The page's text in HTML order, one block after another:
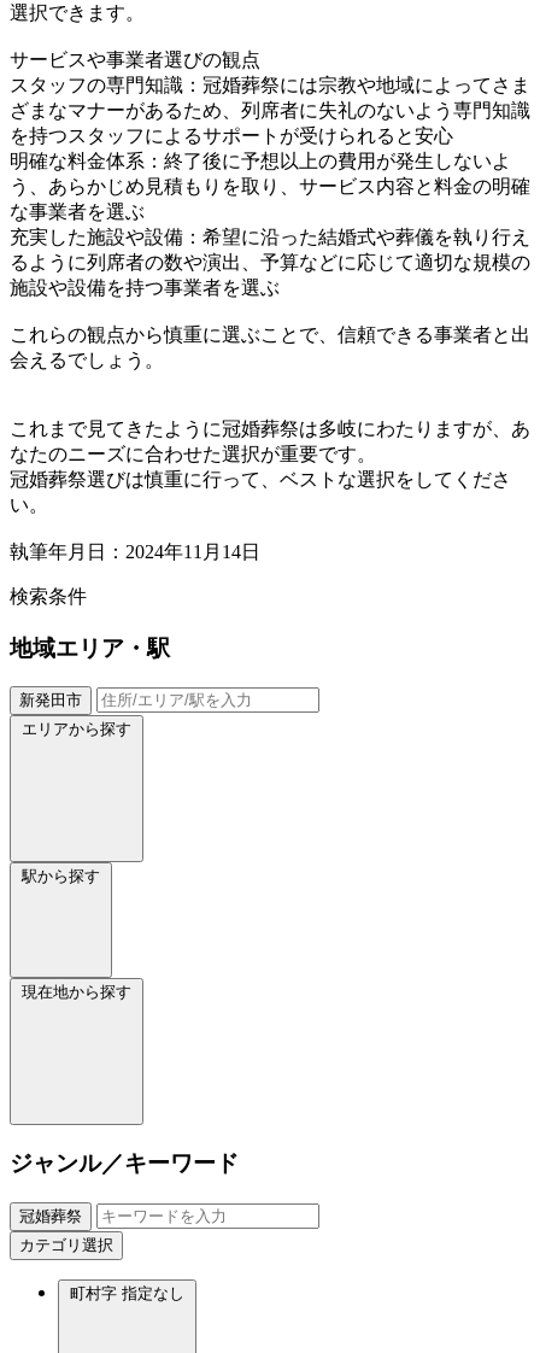
選択できます。
サービスや事業者選びの観点
スタッフの専門知識：冠婚葬祭には宗教や地域によってさま
ざまなマナーがあるため、列席者に失礼のないよう専門知識
を持つスタッフによるサポートが受けられると安心
明確な料金体系：終了後に予想以上の費用が発生しないよ
う、あらかじめ見積もりを取り、サービス内容と料金の明確
な事業者を選ぶ
充実した施設や設備：希望に沿った結婚式や葬儀を執り行え
るように列席者の数や演出、予算などに応じて適切な規模の
施設や設備を持つ事業者を選ぶ
これらの観点から慎重に選ぶことで、信頼できる事業者と出
会えるでしょう。
これまで見てきたように冠婚葬祭は多岐にわたりますが、あ
なたのニーズに合わせた選択が重要です。
冠婚葬祭選びは慎重に行って、ベストな選択をしてくださ
い。
執筆年月日：2024年11月14日
検索条件
地域エリア・駅
新発田市
エリアから探す
駅から探す
現在地から探す
ジャンル／キーワード
冠婚葬祭
カテゴリ選択
町村字 指定なし